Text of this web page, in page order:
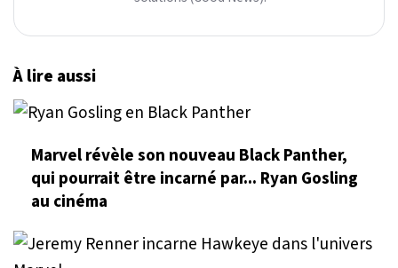
À lire aussi
Marvel révèle son nouveau Black Panther,
qui pourrait être incarné par... Ryan Gosling
au cinéma